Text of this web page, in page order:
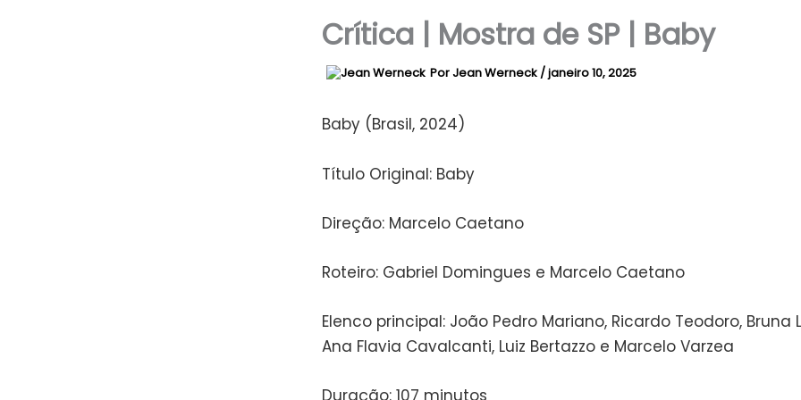
Crítica | Mostra de SP | Baby
PorJean Werneck /janeiro 10, 2025
Baby (Brasil, 2024)
Título Original: Baby
Direção: Marcelo Caetano
Roteiro: Gabriel Domingues e Marcelo Caetano
Elenco principal: João Pedro Mariano, Ricardo Teodoro, Bruna
Ana Flavia Cavalcanti, Luiz Bertazzo e Marcelo Varzea